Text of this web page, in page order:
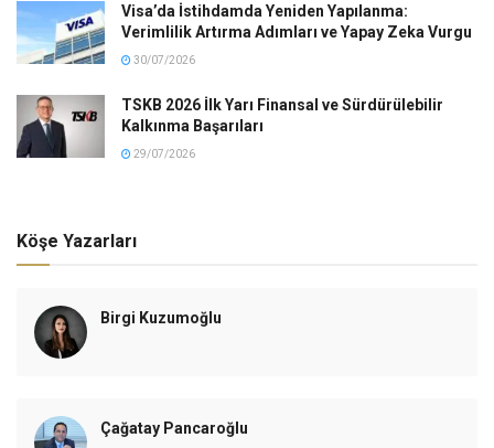
Visa’da İstihdamda Yeniden Yapılanma:
Verimlilik Artırma Adımları ve Yapay Zeka Vurgu
30/07/2026
TSKB 2026 İlk Yarı Finansal ve Sürdürülebilir
Kalkınma Başarıları
29/07/2026
Köşe Yazarları
Birgi Kuzumoğlu
Çağatay Pancaroğlu